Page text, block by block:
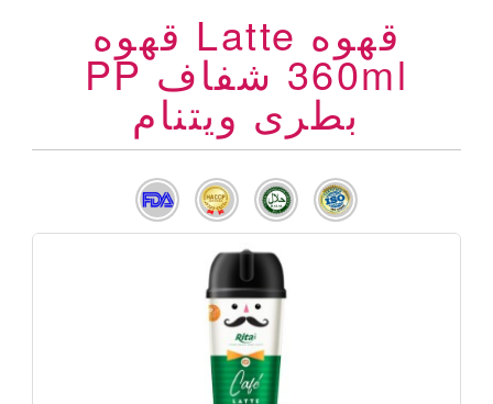
قهوه Latte قهوه
360ml شفاف PP
بطری ویتنام